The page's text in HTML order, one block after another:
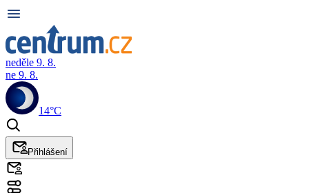
neděle 9. 8.
ne 9. 8.
14°C
Přihlášení